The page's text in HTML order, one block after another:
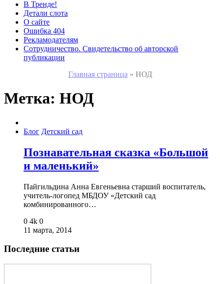
В Тренде!
Детали слота
О сайте
Ошибка 404
Рекламодателям
Сотрудничество. Свидетельство об авторской
публикации
Главная страница » НОД
Метка: НОД
Блог Детский сад
Познавательная сказка «Большой
и маленький»
Пайгильдина Анна Евгеньевна старший воспитатель,
учитель-логопед МБДОУ «Детский сад
комбинированного…
0 4k 0
11 марта, 2014
Последние статьи